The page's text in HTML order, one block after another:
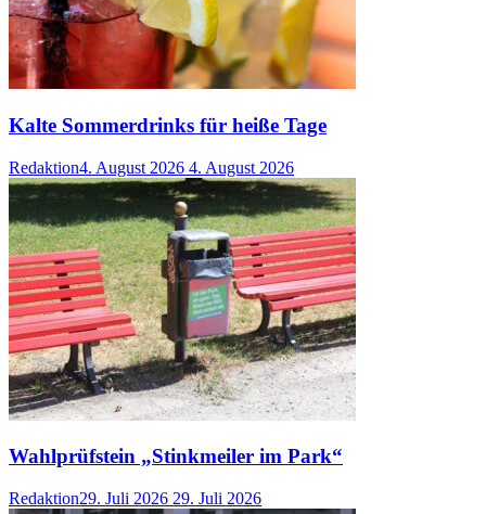
Kalte Sommerdrinks für heiße Tage
Redaktion4. August 2026 4. August 2026
Wahlprüfstein „Stinkmeiler im Park“
Redaktion29. Juli 2026 29. Juli 2026